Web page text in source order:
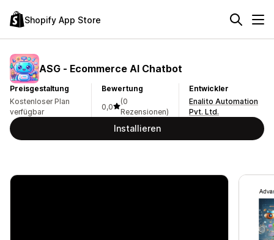
Shopify App Store
ASG ‑ Ecommerce AI Chatbot
Preisgestaltung
Kostenloser Plan
verfügbar
Bewertung
0,0
(0
Rezensionen)
Entwickler
Enalito Automation
Pvt. Ltd.
Installieren